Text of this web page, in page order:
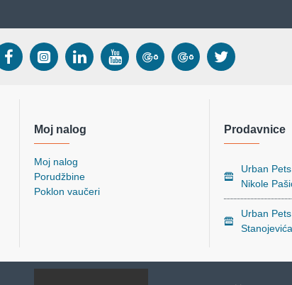
Moj nalog
Moj nalog
Porudžbine
Poklon vaučeri
Prodavnice
Urban
Nikole
Urban